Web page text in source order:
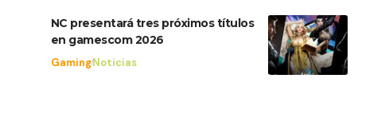
NC presentará tres próximos títulos
en gamescom 2026
GamingNoticias